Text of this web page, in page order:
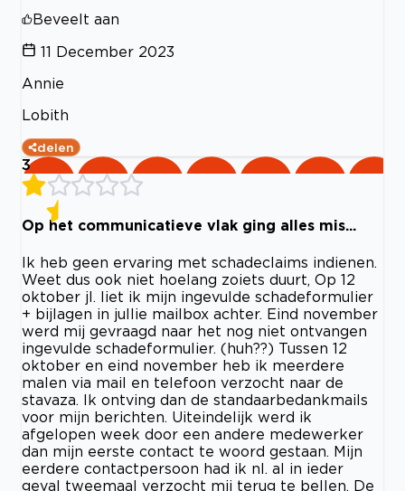
Beveelt aan
11 December 2023
Annie
Lobith
delen
3
Op het communicatieve vlak ging alles mis...
Ik heb geen ervaring met schadeclaims indienen.
Weet dus ook niet hoelang zoiets duurt, Op 12
oktober jl. liet ik mijn ingevulde schadeformulier
+ bijlagen in jullie mailbox achter. Eind november
werd mij gevraagd naar het nog niet ontvangen
ingevulde schadeformulier. (huh??) Tussen 12
oktober en eind november heb ik meerdere
malen via mail en telefoon verzocht naar de
stavaza. Ik ontving dan de standaarbedankmails
voor mijn berichten. Uiteindelijk werd ik
afgelopen week door een andere medewerker
dan mijn eerste contact te woord gestaan. Mijn
eerdere contactpersoon had ik nl. al in ieder
geval tweemaal verzocht mij terug te bellen. De